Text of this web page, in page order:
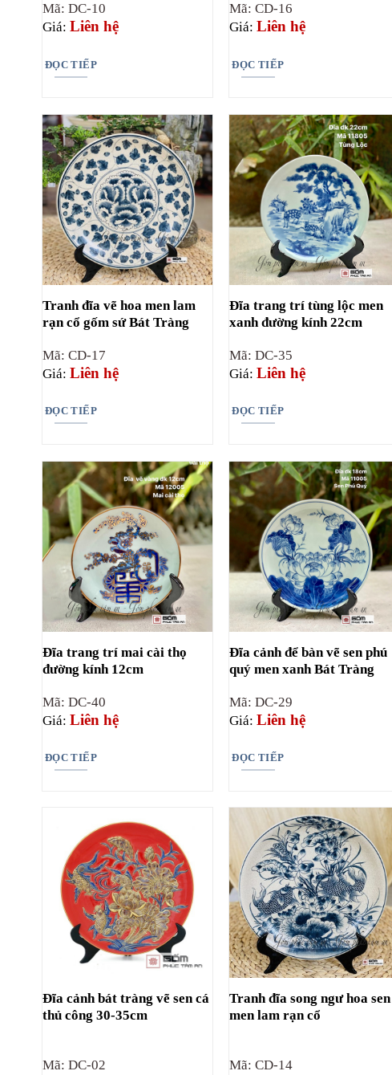
Mã: DC-10
Giá: Liên hệ
ĐỌC TIẾP
Mã: CD-16
Giá:Liên hệ
ĐỌC TIẾP
Tranh đĩa vẽ hoa men lam
rạn cổ gốm sứ Bát Tràng
Mã: CD-17
Giá: Liên hệ
ĐỌC TIẾP
Đĩa trang trí tùng lộc men
xanh đường kính 22cm
Mã: DC-35
Giá:Liên hệ
ĐỌC TIẾP
Đĩa trang trí mai cài thọ
đường kính 12cm
Mã: DC-40
Giá: Liên hệ
ĐỌC TIẾP
Đĩa cảnh để bàn vẽ sen phú
quý men xanh Bát Tràng
Mã: DC-29
Giá:Liên hệ
ĐỌC TIẾP
Đĩa cảnh bát tràng vẽ sen cá
thủ công 30-35cm
Mã: DC-02
Tranh đĩa song ngư hoa sen
men lam rạn cổ
Mã: CD-14